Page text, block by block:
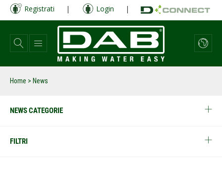
Salta
contenuto
principale
Registrati | Login |
Home > News
NEWS CATEGORIE
FILTRI